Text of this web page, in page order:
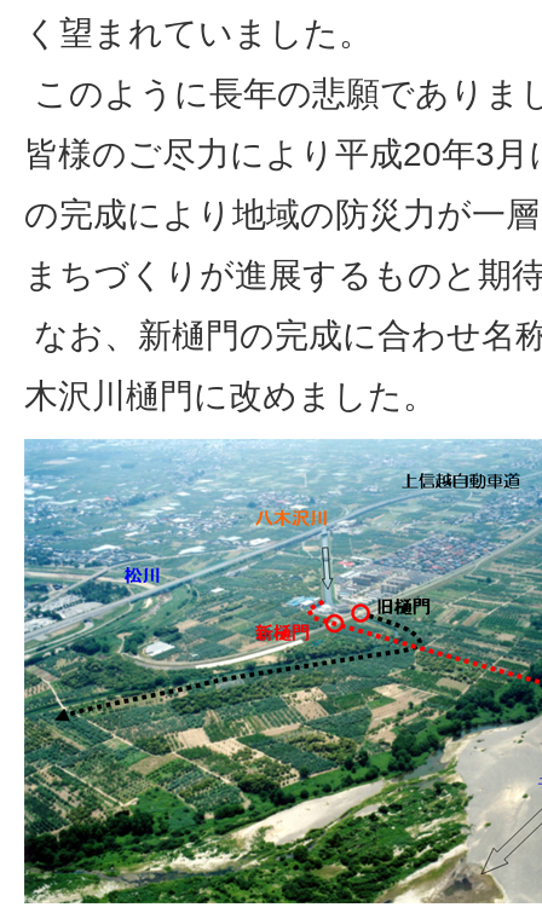
く望まれていました。
このように長年の悲願でありま
皆様のご尽力により平成20年3
の完成により地域の防災力が一
まちづくりが進展するものと期
なお、新樋門の完成に合わせ名
木沢川樋門に改めました。